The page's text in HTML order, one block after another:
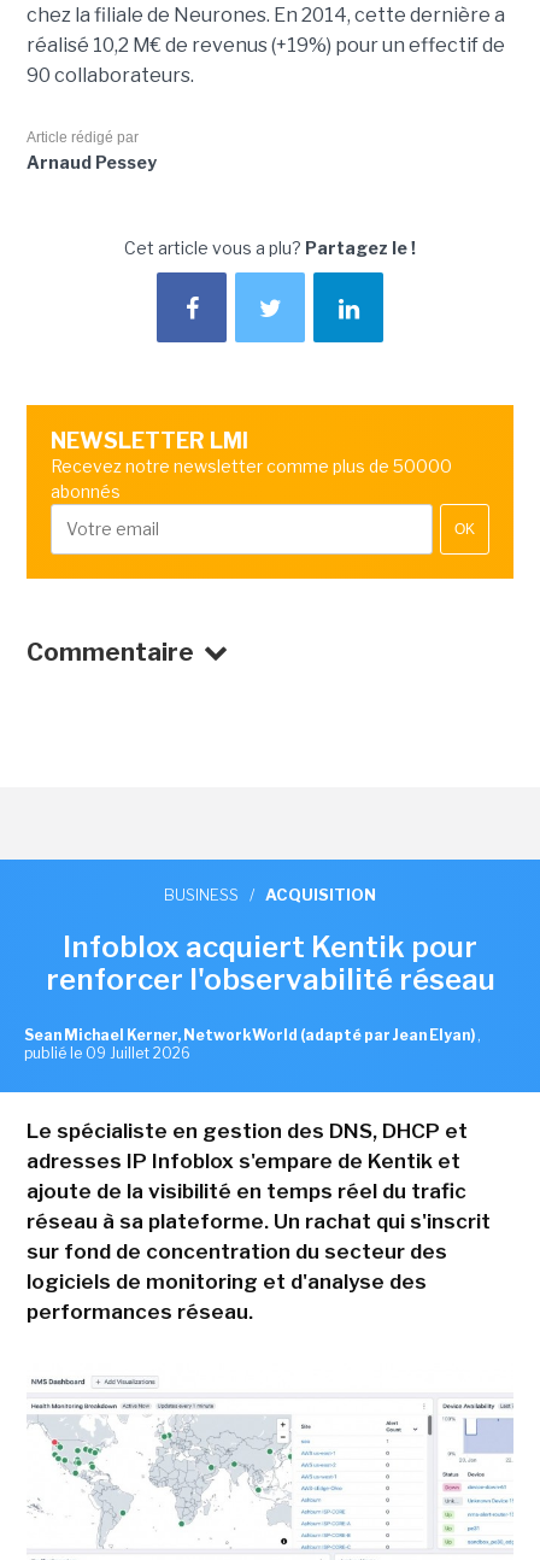
chez la filiale de Neurones. En 2014, cette dernière a
réalisé 10,2 M€ de revenus (+19%) pour un effectif de
90 collaborateurs.
Article rédigé par
Arnaud Pessey
Cet article vous a plu? Partagez le !
NEWSLETTER LMI
Recevez notre newsletter comme plus de 50000
abonnés
OK
Commentaire
BUSINESS / ACQUISITION
Infoblox acquiert Kentik pour
renforcer l'observabilité réseau
Sean Michael Kerner, NetworkWorld (adapté par Jean Elyan) ,
publié le 09 Juillet 2026
Le spécialiste en gestion des DNS, DHCP et
adresses IP Infoblox s'empare de Kentik et
ajoute de la visibilité en temps réel du trafic
réseau à sa plateforme. Un rachat qui s'inscrit
sur fond de concentration du secteur des
logiciels de monitoring et d'analyse des
performances réseau.